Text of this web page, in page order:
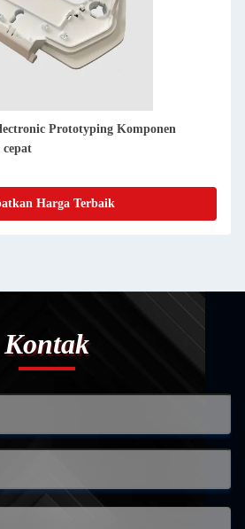
Produk Elektronik Cerdas CNC
Harga Terbaik
Kontak